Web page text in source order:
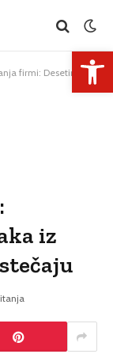
iz budžeta RS završilo u stečaju
iz